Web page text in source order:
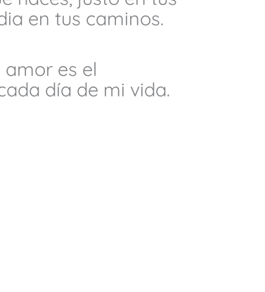
en tus caminos.
es el
día de mi vida.